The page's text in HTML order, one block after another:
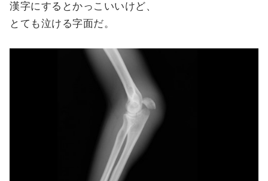
漢字にするとかっこいいけど、
とても泣ける字面だ。